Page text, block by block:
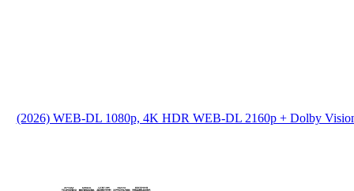
(2026) WEB-DL 1080p, 4K HDR WEB-DL 2160p + Dolby